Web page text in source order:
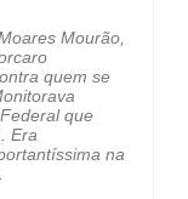
Mourão,
quem se
que
Era
na